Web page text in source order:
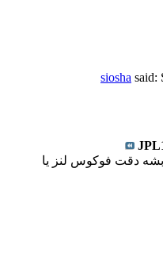
siosha said:
دقت فوکوس لنز یا